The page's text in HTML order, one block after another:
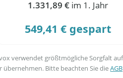
1.331,89 € im 1. Jahr
549,41 € gespart
verwendet größtmögliche Sorgfalt
übernehmen. Bitte beachten Sie dieAGB